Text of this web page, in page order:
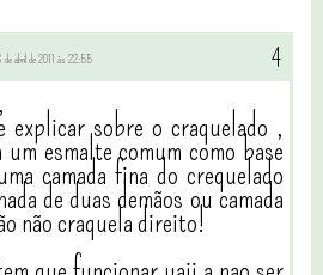
de abril de 2011 às 22:55
explicar sobre o craquelado ,
um esmalte comum como base
camada fina do crequelado
de duas demãos ou camada
não craquela direito!